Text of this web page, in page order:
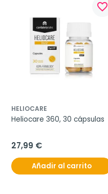
favorite_border
HELIOCARE
Heliocare 360, 30 cápsulas
27,99 €
Añadir al carrito